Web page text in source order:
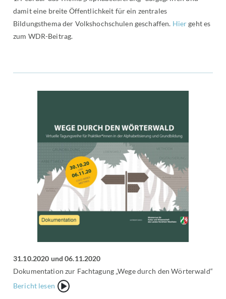
damit eine breite Öffentlichkeit für ein zentrales
Bildungsthema der Volkshochschulen geschaffen. Hiergeht es
zum WDR-Beitrag.
31.10.2020 und 06.11.2020
Dokumentation zur Fachtagung „Wege durch den Wörterwald“
Bericht lesen
{Play}